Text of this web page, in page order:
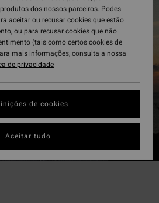
dos nossos parceiros. Podes
aceitar ou recusar cookies que estão
ou para recusar cookies que não
(tais como certos cookies de
mais informações, consulta a nossa
de privacidade
de cookies
Aceitar tudo